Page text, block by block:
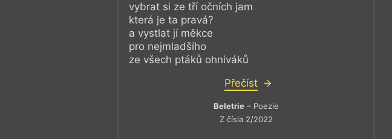
vybrat si ze tří očních jam
která je ta pravá?
a vystlat jí měkce
pro nejmladšího
ze všech ptáků ohniváků
Přečíst
Beletrie– Poezie
Z čísla 2/2022